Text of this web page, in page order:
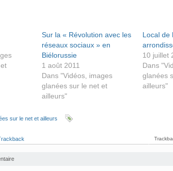
Sur la « Révolution avec les
réseaux sociaux » en
Biélorussie
1 août 2011
Dans "Vidéos, images
glanées sur le net et
ailleurs"
Local de
10 juillet
Dans
glanées
ailleurs"
sur le net et ailleurs